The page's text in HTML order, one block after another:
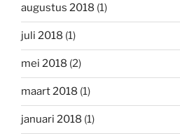
augustus 2018 (1)
juli 2018 (1)
mei 2018 (2)
maart 2018 (1)
januari 2018 (1)